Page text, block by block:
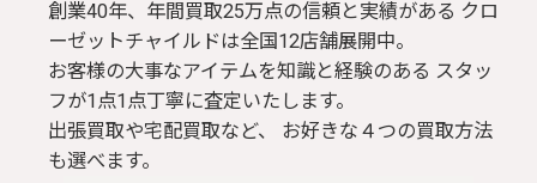
創業40年、年間買取25万点の信頼と実績がある クロ
ーゼットチャイルドは全国12店舗展開中。
お客様の大事なアイテムを知識と経験のある スタッ
フが1点1点丁寧に査定いたします。
出張買取や宅配買取など、 お好きな４つの買取方法
も選べます。